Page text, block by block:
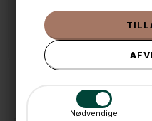
Nødvendige
Kundeservice